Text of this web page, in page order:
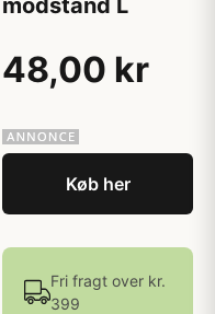
modstand L
48,00 kr
Køb her
Fri fragt over kr.
399